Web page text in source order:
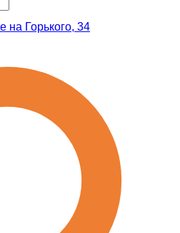
на Горького, 34